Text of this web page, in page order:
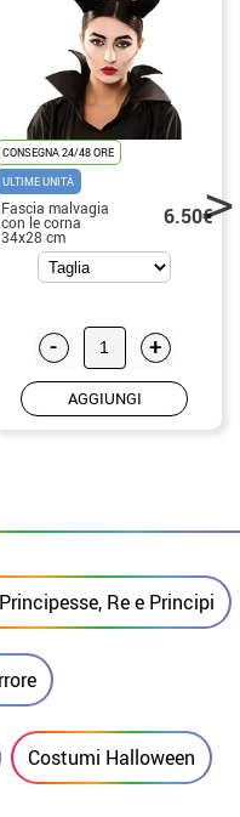
CONSEGNA 24/48 ORE
ULTIME UNITÀ
Fascia malvagia
con le corna
34x28 cm
6.50€
- +
AGGIUNGI
Re e Principi
Costumi Halloween